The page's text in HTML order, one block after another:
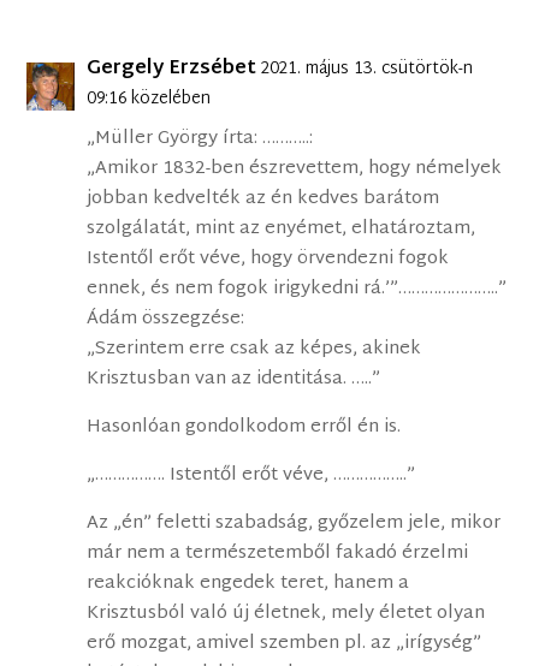
Gergely Erzsébet2021. május 13. csütörtök-n
09:16 közelében
„Müller György írta: ………..:
„Amikor 1832-ben észrevettem, hogy némelyek
jobban kedvelték az én kedves barátom
szolgálatát, mint az enyémet, elhatároztam,
Istentől erőt véve, hogy örvendezni fogok
ennek, és nem fogok irigykedni rá.’”…………………..”
Ádám összegzése:
„Szerintem erre csak az képes, akinek
Krisztusban van az identitása. …..”
Hasonlóan gondolkodom erről én is.
„……………. Istentől erőt véve, ……………..”
Az „én” feletti szabadság, győzelem jele, mikor
már nem a természetemből fakadó érzelmi
reakcióknak engedek teret, hanem a
Krisztusból való új életnek, mely életet olyan
erő mozgat, amivel szemben pl. az „irígység”